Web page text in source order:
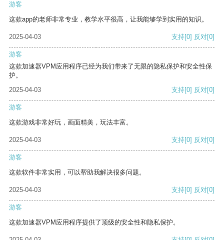
游客
这款app的老师非常专业，教学水平很高，让我能够学到实用的知识。
2025-04-03 支持[0] 反对[0]
游客
这款加速器VPM应用程序已经为我们带来了无限的隐私保护和安全性保
护。
2025-04-03
支持[0] 反对[0]
游客
这款游戏非常好玩，画面精美，玩法丰富。
2025-04-03 支持[0] 反对[0]
游客
这款软件非常实用，可以帮助我解决很多问题。
2025-04-03 支持[0] 反对[0]
游客
这款加速器VPM应用程序提供了顶级的安全性和隐私保护。